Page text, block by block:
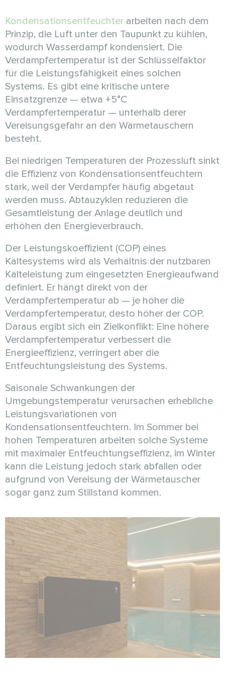
Kondensationsentfeuchter arbeiten nach dem
Prinzip, die Luft unter den Taupunkt zu kühlen,
wodurch Wasserdampf kondensiert. Die
Verdampfertemperatur ist der Schlüsselfaktor
für die Leistungsfähigkeit eines solchen
Systems. Es gibt eine kritische untere
Einsatzgrenze — etwa +5°C
Verdampfertemperatur — unterhalb derer
Vereisungsgefahr an den Wärmetauschern
besteht.
Bei niedrigen Temperaturen der Prozessluft sinkt
die Effizienz von Kondensationsentfeuchtern
stark, weil der Verdampfer häufig abgetaut
werden muss. Abtauzyklen reduzieren die
Gesamtleistung der Anlage deutlich und
erhöhen den Energieverbrauch.
Der Leistungskoeffizient (COP) eines
Kältesystems wird als Verhältnis der nutzbaren
Kälteleistung zum eingesetzten Energieaufwand
definiert. Er hängt direkt von der
Verdampfertemperatur ab — je höher die
Verdampfertemperatur, desto höher der COP.
Daraus ergibt sich ein Zielkonflikt: Eine höhere
Verdampfertemperatur verbessert die
Energieeffizienz, verringert aber die
Entfeuchtungsleistung des Systems.
Saisonale Schwankungen der
Umgebungstemperatur verursachen erhebliche
Leistungsvariationen von
Kondensationsentfeuchtern. Im Sommer bei
hohen Temperaturen arbeiten solche Systeme
mit maximaler Entfeuchtungseffizienz, im Winter
kann die Leistung jedoch stark abfallen oder
aufgrund von Vereisung der Wärmetauscher
sogar ganz zum Stillstand kommen.